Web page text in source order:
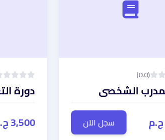
(0.0)
سجل الآن
دورة
3,500 ج.م